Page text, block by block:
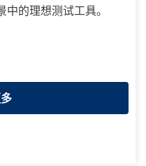
的理想测试工具。